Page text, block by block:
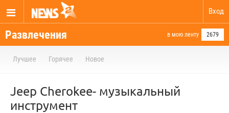
Вход
Развлечения в мою ленту 2679
Лучшее Горячее Новое
Jeep Cherokee- музыкальный
инструмент